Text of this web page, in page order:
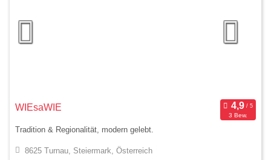
WIEsaWIE
3 Bew.
Tradition & Regionalität, modern gelebt.
8625 Turnau, Steiermark, Österreich